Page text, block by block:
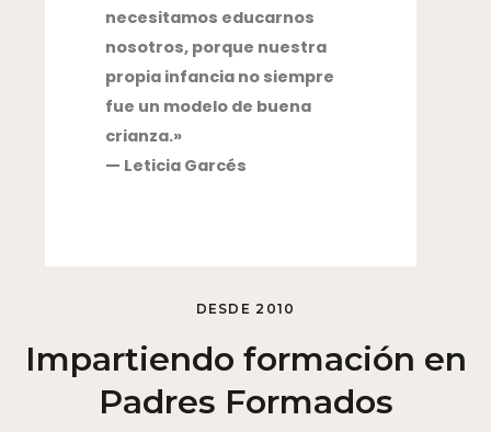
necesitamos educarnos
nosotros, porque nuestra
propia infancia no siempre
fue un modelo de buena
crianza.»
— Leticia Garcés
DESDE 2010
Impartiendo formación en
Padres Formados